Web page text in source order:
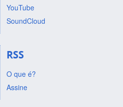
YouTube
SoundCloud
RSS
O que é?
Assine